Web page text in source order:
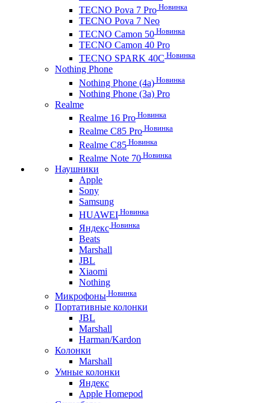
TECNO Pova 7 Pro Новинка
TECNO Pova 7 Neo
TECNO Camon 50 Новинка
TECNO Camon 40 Pro
TECNO SPARK 40C Новинка
Nothing Phone
Nothing Phone (4a) Новинка
Nothing Phone (3a) Pro
Realme
Realme 16 Pro Новинка
Realme C85 Pro Новинка
Realme C85 Новинка
Realme Note 70 Новинка
Наушники
Apple
Sony
Samsung
HUAWEI Новинка
Яндекс Новинка
Beats
Marshall
JBL
Xiaomi
Nothing
Микрофоны Новинка
Портативные колонки
JBL
Marshall
Harman/Kardon
Колонки
Marshall
Умные колонки
Яндекс
Apple Homepod